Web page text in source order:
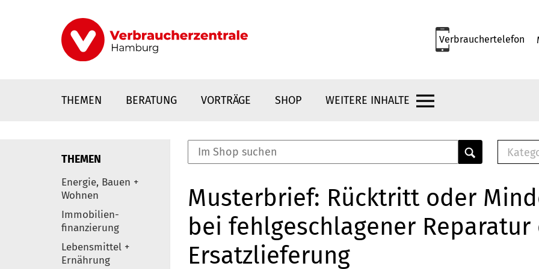
Verbrauchertelefon
THEMEN BERATUNG VORTRÄGE SHOP WEITERE INHALTE
Elemente
THEMEN
Energie, Bauen +
Wohnen
Immobilien-
finanzierung
Lebensmittel +
Ernährung
E-
Musterbrief: Rücktritt oder
bei fehlgeschlagener Reparatur
Ersatzlieferung